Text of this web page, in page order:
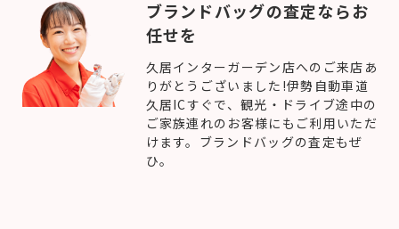
ブランドバッグの査定ならお
任せを
久居インターガーデン店へのご来店あ
りがとうございました!伊勢自動車道
久居ICすぐで、観光・ドライブ途中の
ご家族連れのお客様にもご利用いただ
けます。ブランドバッグの査定もぜ
ひ。